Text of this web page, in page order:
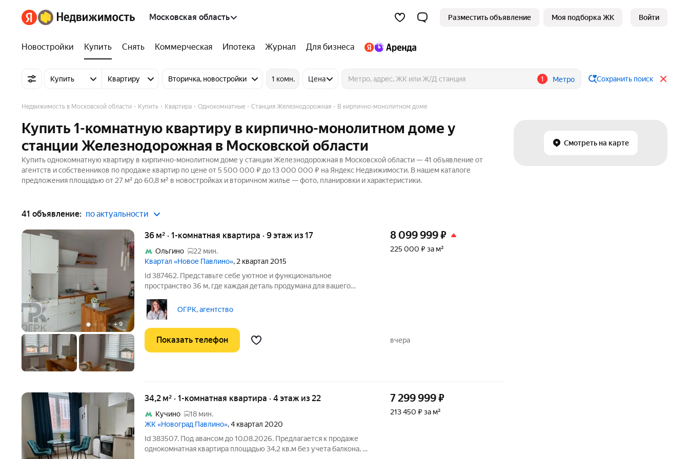
Московская область Разместить объявление Моя подборка ЖК Войти
Новостройки Купить Снять Коммерческая Ипотека Журнал Для бизнеса
Купить Квартиру Вторичка, новостройки 1 комн. Цена 1 Метро Сохранить поиск
Смотреть на карте
Недвижимость в Московской области Купить Квартира Однокомнатные Станция Железнодорожная В кирпично-монолитном доме
Купить 1-комнатную квартиру в кирпично-монолитном доме у
станции Железнодорожная в Московской области
Купить однокомнатную квартиру в кирпично-монолитном доме у станции Железнодорожная в Московской области — 41 объявление от
агентств и собственников по продаже квартир по цене от 5 500 000 ₽ до 13 000 000 ₽ на Яндекс Недвижимости. В нашем каталоге
предложения площадью от 27 м² до 60,8 м² в новостройках и вторичном жилье — фото, планировки и характеристики.
41 объявление: по актуальности
+9
36 м² · 1-комнатная квартира · 9 этаж из 17
Ольгино
22 мин.
Квартал «Новое Павлино», 2 квартал 2015
Id 387462. Представьте себе уютное и функциональное
пространство 36 м, где каждая деталь продумана для вашего
предлагает не просто жилье, а готовое решение для
качественной жизни. Евроремонт
ОГРК, агентство
8 099 999₽
225 000 ₽ за м²
Показать телефон вчера
34,2 м² · 1-комнатная квартира · 4 этаж из 22
Кучино
18 мин.
ЖК «Новоград Павлино», 4 квартал 2020
Id 383507. Под авансом до 10.08.2026. Предлагается к продаже
однокомнатная квартира площадью 34,2 кв.м без учета балкона, в
7 299 999₽
213 450 ₽ за м²